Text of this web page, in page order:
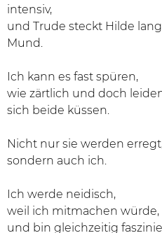
intensiv,
und Trude steckt Hilde
Mund.
Ich kann es fast spüren,
wie zärtlich und doch
sich beide küssen.
Nicht nur sie werden
sondern auch ich.
Ich werde neidisch,
weil ich mitmachen würde,
und bin gleichzeitig